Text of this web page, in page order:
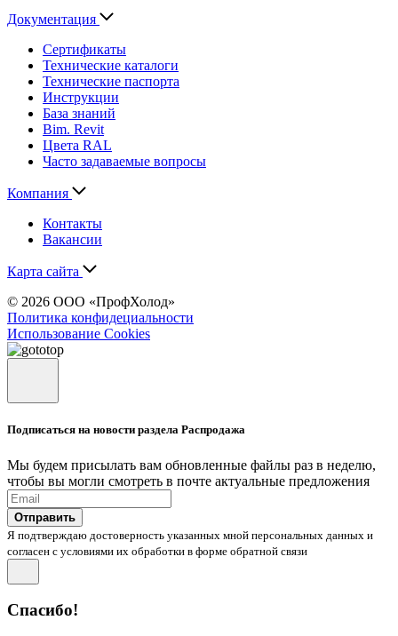
Документация
Сертификаты
Технические каталоги
Технические паспорта
Инструкции
База знаний
Bim. Revit
Цвета RAL
Часто задаваемые вопросы
Компания
Контакты
Вакансии
Карта сайта
© 2026 ООО «ПрофХолод»
Политика конфидециальности
Использование Cookies
Подписаться на новости раздела Распродажа
Мы будем присылать вам обновленные файлы раз в неделю,
чтобы вы могли смотреть в почте актуальные предложения
Отправить
Я подтверждаю достоверность указанных мной персональных данных и
согласен с условиями их обработки в форме обратной связи
Спасибо!